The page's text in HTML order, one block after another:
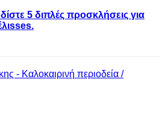
5 διπλές προσκλήσεις για